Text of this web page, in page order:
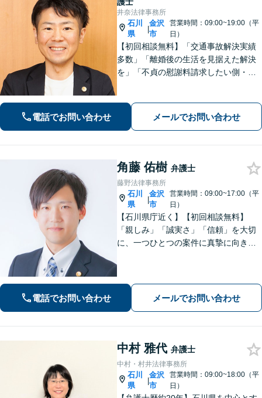
井奈法律事務所
石川
県
|
金沢
市
営業時間：09:00~19:00（平
日）
【初回相談無料】「交通事故解決実績
多数」「離婚後の生活を見据えた解決
を」「不貞の慰謝料請求したい側・さ
さい」「相続問題に関する解決実績が
豊富」【完全個室】【子連れ相談可】
電話でお問い合わせ メールでお問い合わせ
角藤 佑樹 弁護士
藤野法律事務所
石川
県
|
金沢
市
営業時間：09:00~17:00（平
日）
【石川県庁近く】【初回相談無料】
「親しみ」「誠実さ」「信頼」を大切
に、一つひとつの案件に真摯に向き合
すく説明しますので、安心してご相談
ください。
電話でお問い合わせ メールでお問い合わせ
中村 雅代 弁護士
中村・村井法律事務所
石川
県
|
金沢
市
営業時間：09:00~18:00（平
日）